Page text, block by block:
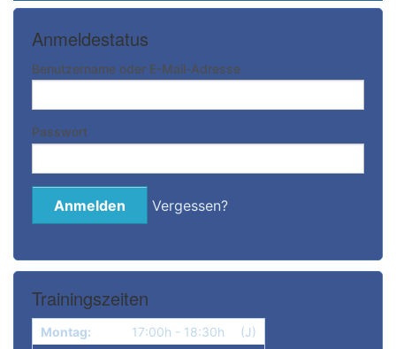
Anmeldestatus
Benutzername oder E-Mail-Adresse
Passwort
Vergessen?
Trainingszeiten
Montag: 17:00h - 18:30h
(J)